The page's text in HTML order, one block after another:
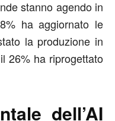
stanno agendo in
ha aggiornato le
la produzione in
26% ha riprogettato
dell’AI